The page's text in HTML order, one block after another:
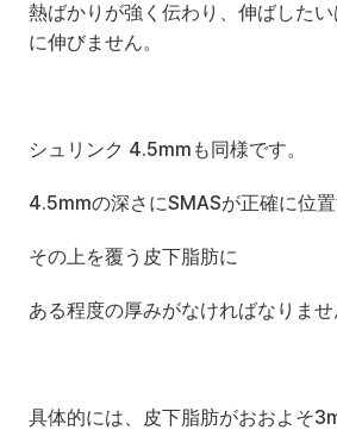
熱ばかりが強く伝わり、伸ばした
に伸びません。
シュリンク 4.5mmも同様です。
4.5mmの深さにSMASが正確に位置
その上を覆う皮下脂肪に
ある程度の厚みがなければなりませ
具体的には、皮下脂肪がおおよそ